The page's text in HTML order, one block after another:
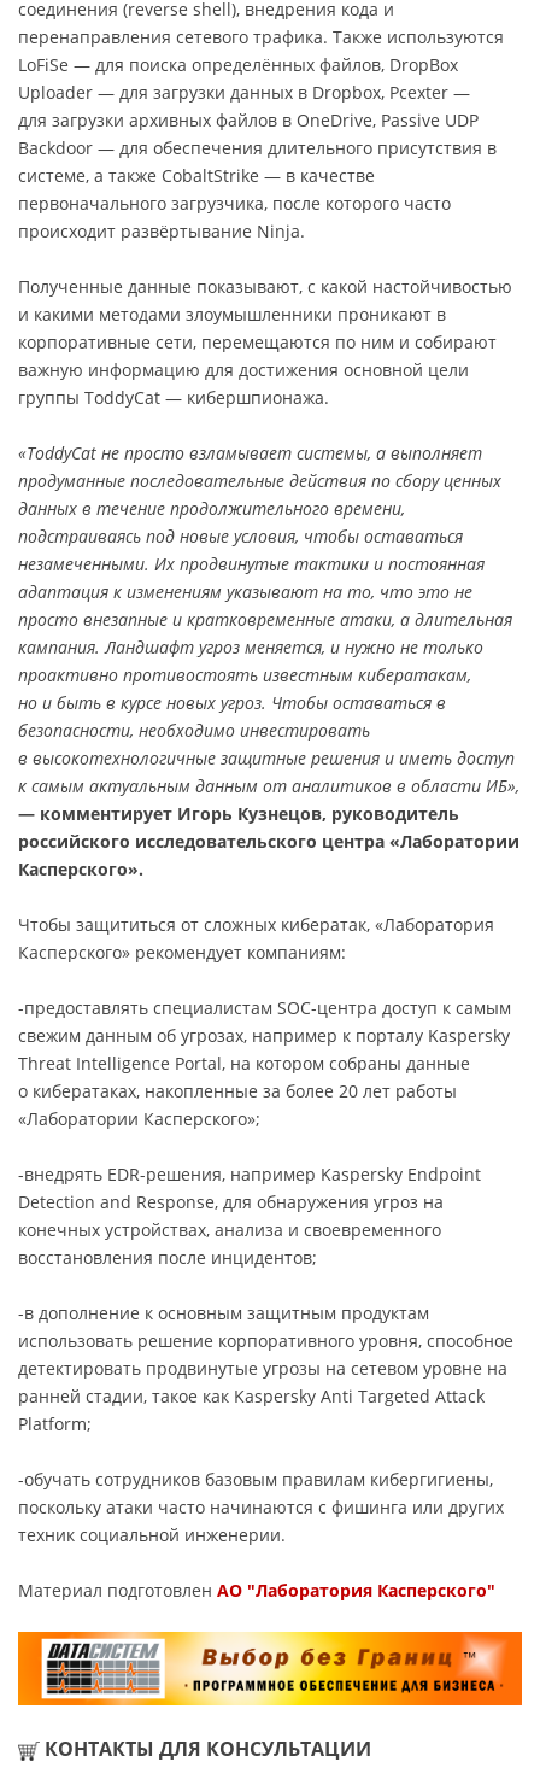
соединения (reverse shell), внедрения кода и
перенаправления сетевого трафика. Также используются
LoFiSe — для поиска определённых файлов, DropBox
Uploader — для загрузки данных в Dropbox, Pcexter —
для загрузки архивных файлов в OneDrive, Passive UDP
Backdoor — для обеспечения длительного присутствия в
системе, а также CobaltStrike — в качестве
первоначального загрузчика, после которого часто
происходит развёртывание Ninja.
Полученные данные показывают, с какой настойчивостью
и какими методами злоумышленники проникают в
корпоративные сети, перемещаются по ним и собирают
важную информацию для достижения основной цели
группы ToddyCat — кибершпионажа.
«ToddyCat не просто взламывает системы, а выполняет
продуманные последовательные действия по сбору ценных
данных в течение продолжительного времени,
подстраиваясь под новые условия, чтобы оставаться
незамеченными. Их продвинутые тактики и постоянная
адаптация к изменениям указывают на то, что это не
просто внезапные и кратковременные атаки, а длительная
кампания. Ландшафт угроз меняется, и нужно не только
проактивно противостоять известным кибератакам,
но и быть в курсе новых угроз. Чтобы оставаться в
безопасности, необходимо инвестировать
в высокотехнологичные защитные решения и иметь доступ
к самым актуальным данным от аналитиков в области ИБ»,
— комментирует Игорь Кузнецов, руководитель
российского исследовательского центра «Лаборатории
Касперского».
Чтобы защититься от сложных кибератак, «Лаборатория
Касперского» рекомендует компаниям:
-предоставлять специалистам SOC-центра доступ к самым
свежим данным об угрозах, например к порталу Kaspersky
Threat Intelligence Portal, на котором собраны данные
о кибератаках, накопленные за более 20 лет работы
«Лаборатории Касперского»;
-внедрять EDR-решения, например Kaspersky Endpoint
Detection and Response, для обнаружения угроз на
конечных устройствах, анализа и своевременного
восстановления после инцидентов;
-в дополнение к основным защитным продуктам
использовать решение корпоративного уровня, способное
детектировать продвинутые угрозы на сетевом уровне на
ранней стадии, такое как Kaspersky Anti Targeted Attack
Platform;
-обучать сотрудников базовым правилам кибергигиены,
поскольку атаки часто начинаются с фишинга или других
техник социальной инженерии.
Материал подготовлен АО "Лаборатория Касперского"
КОНТАКТЫ ДЛЯ КОНСУЛЬТАЦИИ